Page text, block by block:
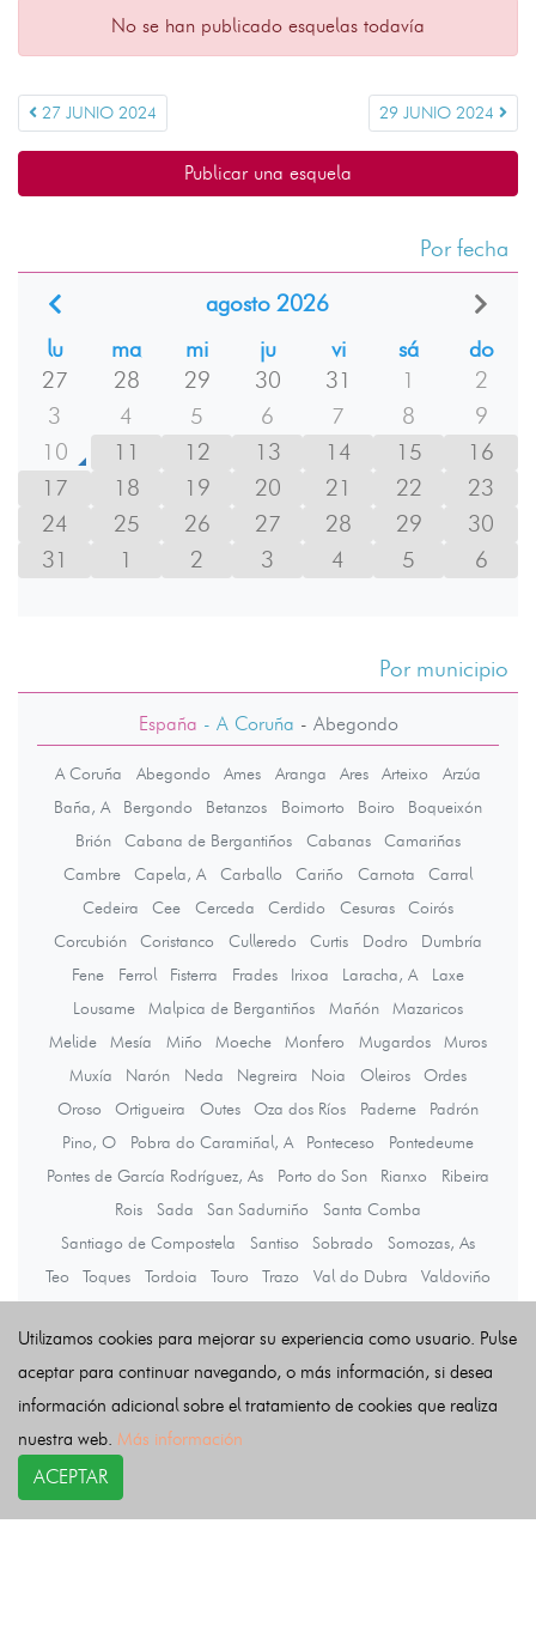
No se han publicado esquelas todavía
27 JUNIO 2024 29 JUNIO 2024
Publicar una esquela
Por fecha
agosto 2026
lu
ma mi ju vi sá
do
27
28 29 30 31 1
2
3
4 5 6 7 8
9
10
11 12 13 14 15
16
17
18 19 20 21 22
23
24
25 26 27 28 29
30
31
1 2 3 4 5 6
Por municipio
España - A Coruña - Abegondo
A Coruña Abegondo Ames Aranga Ares Arteixo
Arzúa
Baña, A
Bergondo Betanzos Boimorto Boiro
Boqueixón
Brión
Cabana de Bergantiños Cabanas
Camariñas
Cambre
Capela, A Carballo Cariño Carnota
Carral
Cedeira
Cee Cerceda Cerdido Cesuras
Coirós
Corcubión
Coristanco Culleredo Curtis Dodro
Dumbría
Fene
Ferrol Fisterra Frades Irixoa Laracha, A
Laxe
Lousame
Malpica de Bergantiños Mañón
Mazaricos
Melide
Mesía Miño Moeche Monfero Mugardos
Muros
Muxía
Narón Neda Negreira Noia Oleiros
Ordes
Oroso
Ortigueira Outes Oza dos Ríos Paderne
Padrón
Pino, O
Pobra do Caramiñal, A Ponteceso
Pontedeume
Pontes de García Rodríguez, As
Porto do Son Rianxo
Ribeira
Rois
Sada San Sadurniño
Santa Comba
Santiago de Compostela
Santiso Sobrado
Somozas, As
Teo
Toques Tordoia Touro Trazo Val do Dubra
Valdoviño
Últimas noticias
Utilizamos cookies para mejorar su experiencia como usuario. Pulse
aceptar para continuar navegando, o más información, si desea
información adicional sobre el tratamiento de cookies que realiza
nuestra web. Más información
ACEPTAR